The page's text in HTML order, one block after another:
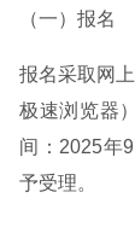
（一）报名
报名采取网
极速浏览器
间：2025年
予受理。